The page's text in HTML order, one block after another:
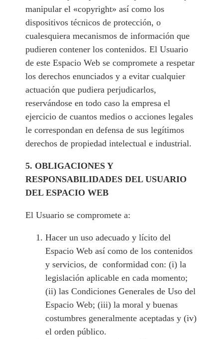
manipular el «copyright» así como los
dispositivos técnicos de protección, o
cualesquiera mecanismos de información que
pudieren contener los contenidos. El Usuario
de este Espacio Web se compromete a respetar
los derechos enunciados y a evitar cualquier
actuación que pudiera perjudicarlos,
reservándose en todo caso la empresa el
ejercicio de cuantos medios o acciones legales
le correspondan en defensa de sus legítimos
derechos de propiedad intelectual e industrial.
5. OBLIGACIONES Y
RESPONSABILIDADES DEL USUARIO
DEL ESPACIO WEB
El Usuario se compromete a:
Hacer un uso adecuado y lícito del
Espacio Web así como de los contenidos
y servicios, de conformidad con: (i) la
legislación aplicable en cada momento;
(ii) las Condiciones Generales de Uso del
Espacio Web; (iii) la moral y buenas
costumbres generalmente aceptadas y (iv)
el orden público.